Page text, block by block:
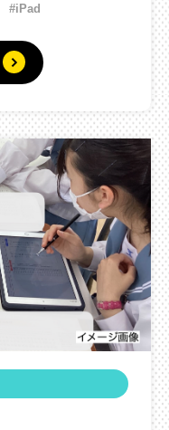
#iPad